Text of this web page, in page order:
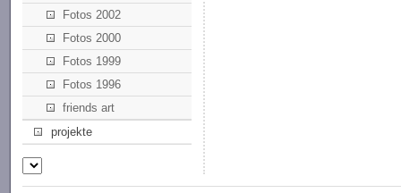
Fotos 2002
Fotos 2000
Fotos 1999
Fotos 1996
friends art
projekte